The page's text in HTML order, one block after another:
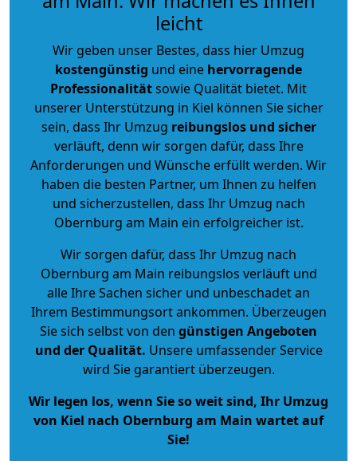
leicht
Wir geben unser Bestes, dass hier Umzug
kostengünstig und eine hervorragende
Professionalitätsowie Qualität bietet. Mit
unserer Unterstützung in Kiel können Sie sicher
sein, dass Ihr Umzug reibungslos und sicher
verläuft, denn wir sorgen dafür, dass Ihre
Anforderungen und Wünsche erfüllt werden. Wir
haben die besten Partner, um Ihnen zu helfen
und sicherzustellen, dass Ihr Umzug nach
Obernburg am Main ein erfolgreicher ist.
Wir sorgen dafür, dass Ihr Umzug nach
Obernburg am Main reibungslos verläuft und
alle Ihre Sachen sicher und unbeschadet an
Ihrem Bestimmungsort ankommen. Überzeugen
Sie sich selbst von den günstigen Angeboten
und der Qualität. Unsere umfassender Service
wird Sie garantiert überzeugen.
Wir legen los, wenn Sie so weit sind, Ihr Umzug
von Kiel nach Obernburg am Main wartet auf
Sie!